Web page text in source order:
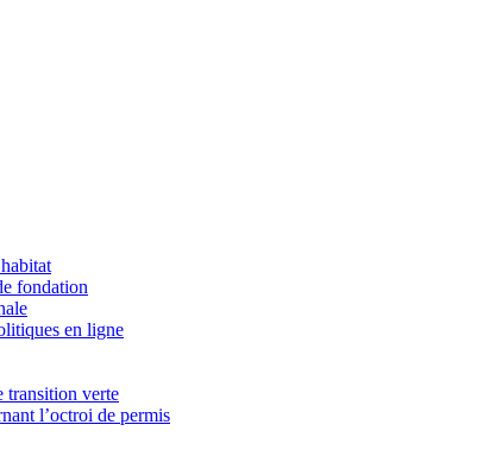
fondation
en ligne
transition verte
l’octroi de permis